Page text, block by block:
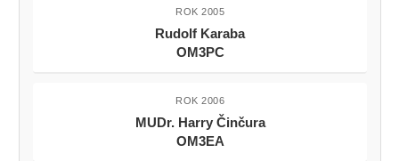
ROK 2005
Rudolf Karaba
OM3PC
ROK 2006
MUDr. Harry Činčura
OM3EA